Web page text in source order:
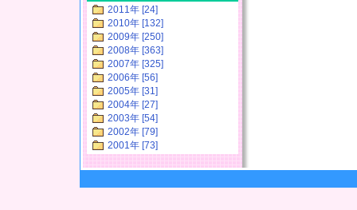
2011年 [24]
2010年 [132]
2009年 [250]
2008年 [363]
2007年 [325]
2006年 [56]
2005年 [31]
2004年 [27]
2003年 [54]
2002年 [79]
2001年 [73]